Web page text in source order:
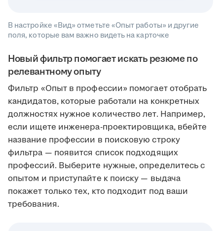
В настройке «Вид» отметьте «Опыт работы» и другие
поля, которые вам важно видеть на карточке
Новый фильтр помогает искать резюме по
релевантному опыту
Фильтр «Опыт в профессии» помогает отобрать
кандидатов, которые работали на конкретных
должностях нужное количество лет. Например,
если ищете инженера-проектировщика, вбейте
название профессии в поисковую строку
фильтра — появится список подходящих
профессий. Выберите нужные, определитесь с
опытом и приступайте к поиску — выдача
покажет только тех, кто подходит под ваши
требования.